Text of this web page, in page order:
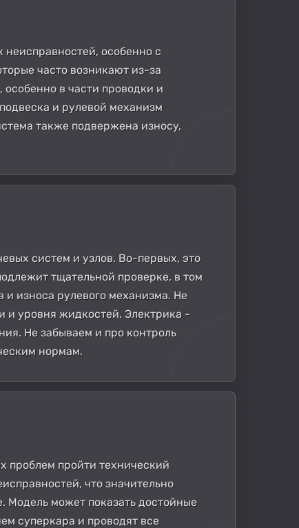
неисправностей, особенно с
часто возникают из-за
в части проводки и
и рулевой механизм
также подвержена износу,
систем и узлов. Во-первых, это
тщательной проверке, в том
и износа рулевого механизма. Не
и уровня жидкостей. Электрика -
Не забываем и про контроль
нормам.
проблем пройти технический
что значительно
Модель может показать достойные
суперкара и проводят все